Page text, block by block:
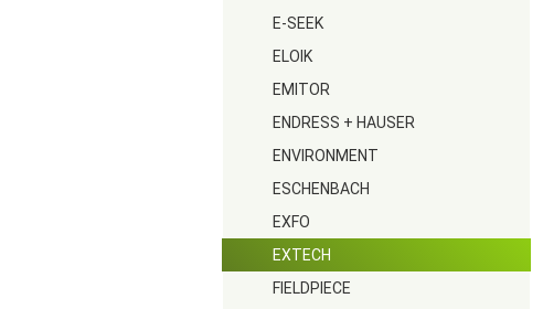
E-SEEK
ELOIK
EMITOR
ENDRESS + HAUSER
ENVIRONMENT
ESCHENBACH
EXFO
EXTECH
FIELDPIECE